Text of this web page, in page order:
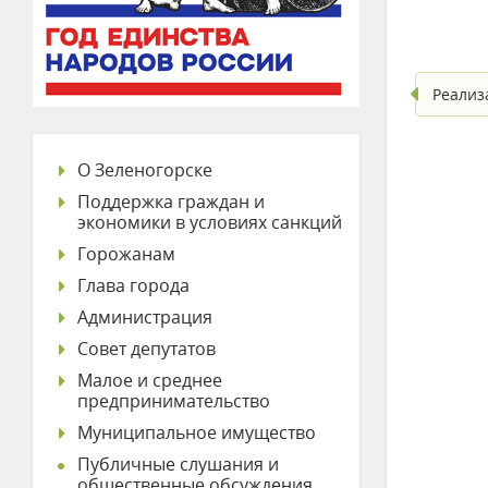
О Зеленогорске
Поддержка граждан и
экономики в условиях санкций
Горожанам
Глава города
Администрация
Совет депутатов
Малое и среднее
предпринимательство
Муниципальное имущество
Публичные слушания и